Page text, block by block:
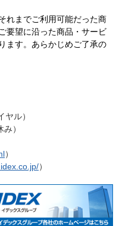
れまでご利用可能だった商
要望に沿った商品・サービ
ます。あらかじめご了承の
ヤル）
）
）
）